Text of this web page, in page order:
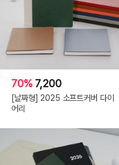
70% 7,200
[날짜형] 2025 소프트커버 다이
어리